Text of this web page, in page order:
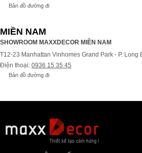
Bản đồ đường đi
MIỀN NAM
SHOWROOM MAXXDECOR MIỀN NAM
T12-23 Manhattan Vinhomes Grand Park - P. Long
Điện thoại: 0936 15 35 45
Bản đồ đường đi